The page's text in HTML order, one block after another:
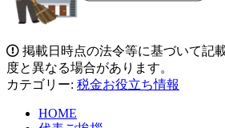
掲載日時点の法令等に基づいて記
度と異なる場合があります。
カテゴリー: 税金お役立ち情報
HOME